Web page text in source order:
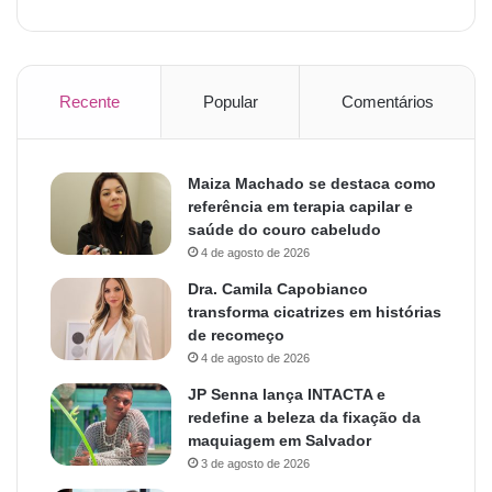
Recente Popular Comentários
Maiza Machado se destaca como
referência em terapia capilar e
saúde do couro cabeludo
4 de agosto de 2026
Dra. Camila Capobianco
transforma cicatrizes em histórias
de recomeço
4 de agosto de 2026
JP Senna lança INTACTA e
redefine a beleza da fixação da
maquiagem em Salvador
3 de agosto de 2026